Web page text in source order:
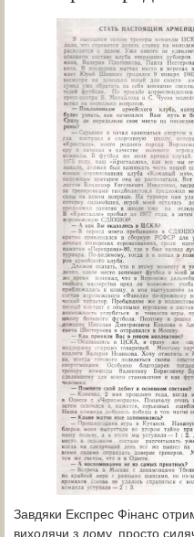
Завдяки Експрес Фінанс
виходячи з дому, просто